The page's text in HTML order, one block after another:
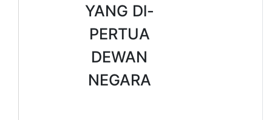
YANG Dl-
PERTUA
DEWAN
NEGARA